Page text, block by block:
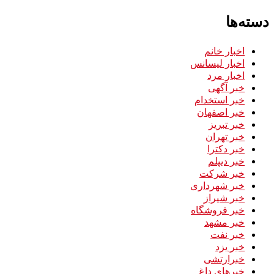
دسته‌ها
اخبار خانم
اخبار لیسانس
اخبار مرد
خبر آگهی
خبر استخدام
خبر اصفهان
خبر تبریز
خبر تهران
خبر دکترا
خبر دیپلم
خبر شرکت
خبر شهرداری
خبر شیراز
خبر فروشگاه
خبر مشهد
خبر نفت
خبر یزد
خبرارتشی
خبرهای داغ